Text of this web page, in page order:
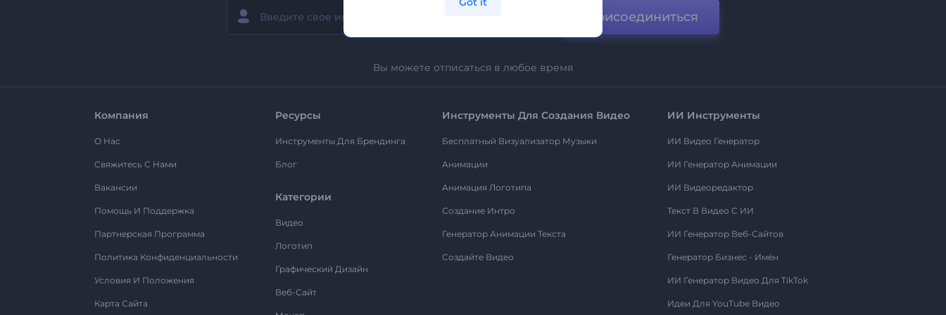
Присоединиться
Вы можете отписаться в любое время
Компания
О Нас
Свяжитесь С Нами
Вакансии
Помощь И Поддержка
Партнерская Программа
Политика Конфиденциальности
Условия И Положения
Карта Сайта
Ресурсы
Инструменты Для Брендинга
Блог
Категории
Видео
Логотип
Графический Дизайн
Веб-Сайт
Инструменты Для Создания Видео
Бесплатный Визуализатор Музыки
Анимации
Анимация Логотипа
Создание Интро
Генератор Анимации Текста
Создайте Видео
ИИ Инструменты
ИИ Видео Генератор
ИИ Генератор Анимации
ИИ Видеоредактор
Текст В Видео С ИИ
ИИ Генератор Веб-Сайтов
Генератор Бизнес - Имён
ИИ Генератор Видео Для TikTok
Идеи Для YouTube Видео